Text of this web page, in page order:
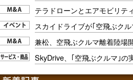
テラドローンとエアモビリテ
スカイドライブが｢空飛ぶク
兼松、空飛ぶクルマ離着陸場
SkyDrive、｢空飛ぶクルマ｣の